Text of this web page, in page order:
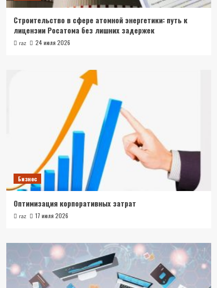
Строительство в сфере атомной энергетики: путь к
лицензии Росатома без лишних задержек
raz 24 июля 2026
Бизнес
Оптимизация корпоративных затрат
raz 17 июля 2026